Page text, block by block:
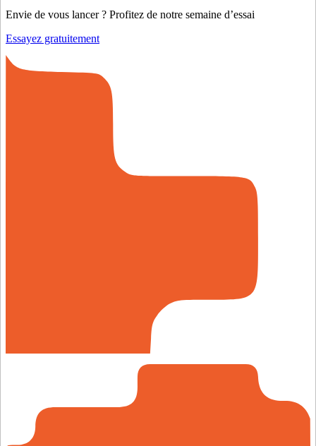
Envie de vous lancer ? Profitez de notre semaine d’essai
Essayez gratuitement